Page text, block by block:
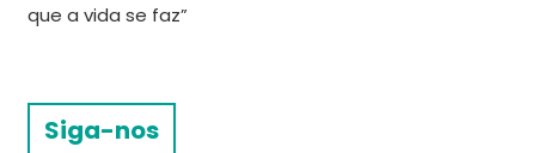
que a vida se faz”
Siga-nos